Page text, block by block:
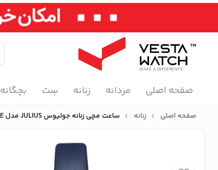
صفحه اصلی مردانه زنانه سِت بچگانه
صفحه اصلی زنانه ساعت مچی زنانه جولیوس JULIUS مدل JA-1112E